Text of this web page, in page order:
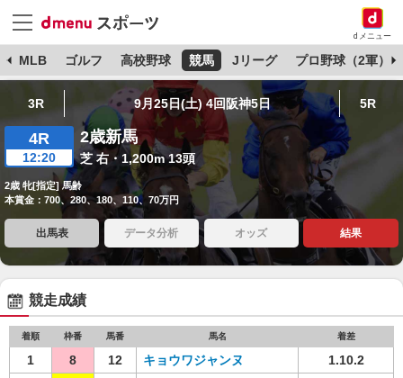
dメニュー
MLB ゴルフ 高校野球 競馬 Jリーグ プロ野球（2軍）
3R 9月25日(土) 4回阪神5日 5R
4R
12:20
2歳新馬
芝 右・1,200m 13頭
2歳 牝[指定] 馬齢
本賞金：700、280、180、110、70万円
出馬表 データ分析 オッズ 結果
競走成績
着順 枠番 馬番 馬名 着差
1 8 12 キョウワジャンヌ
1.10.2